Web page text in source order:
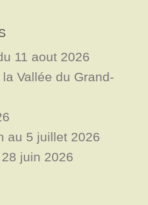
11 aout 2026
Vallée du Grand-
au 5 juillet 2026
juin 2026